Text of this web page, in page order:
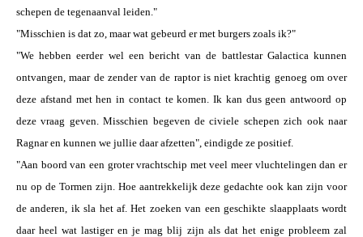
schepen de tegenaanval leiden."
"Misschien is dat zo, maar wat gebeurd er met burgers zoals ik?"
"We hebben eerder wel een bericht van de battlestar Galactica kunnen
ontvangen, maar de zender van de raptor is niet krachtig genoeg om over
deze afstand met hen in contact te komen. Ik kan dus geen antwoord op
deze vraag geven. Misschien begeven de civiele schepen zich ook naar
Ragnar en kunnen we jullie daar afzetten", eindigde ze positief.
"Aan boord van een groter vrachtschip met veel meer vluchtelingen dan er
nu op de Tormen zijn. Hoe aantrekkelijk deze gedachte ook kan zijn voor
de anderen, ik sla het af. Het zoeken van een geschikte slaapplaats wordt
daar heel wat lastiger en je mag blij zijn als dat het enige probleem zal